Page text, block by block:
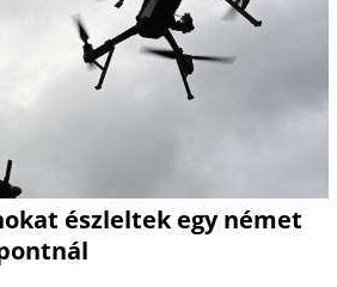
észleltek egy német